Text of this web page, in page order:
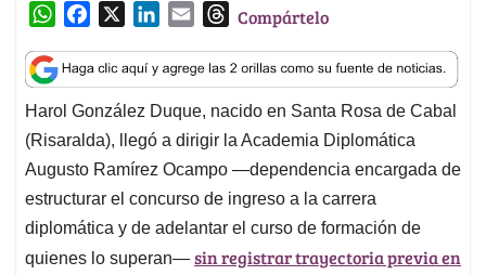
W
a
t
s
A
p
p
c
e
b
o
o
k
n
k
e
d
I
n
a
i
l
T
r
e
a
d
s
Compártelo
Harol González Duque, nacido en Santa Rosa de Cabal
(Risaralda), llegó a dirigir la Academia Diplomática
Augusto Ramírez Ocampo —dependencia encargada de
estructurar el concurso de ingreso a la carrera
diplomática y de adelantar el curso de formación de
quienes lo superan— sin registrar trayectoria previa en